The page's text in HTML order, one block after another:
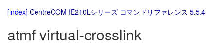
[index] CentreCOM IE210Lシリーズ コマンドリファレンス 5.5.4
atmf virtual-crosslink